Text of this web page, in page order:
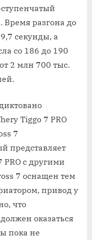
Время разгона до
секунды, а
со 186 до 190
2 млн 700 тыс.
Tiggo 7 PRO
7
представляет
с другими
7 оснащен тем
привод у
что
оказаться
пока не